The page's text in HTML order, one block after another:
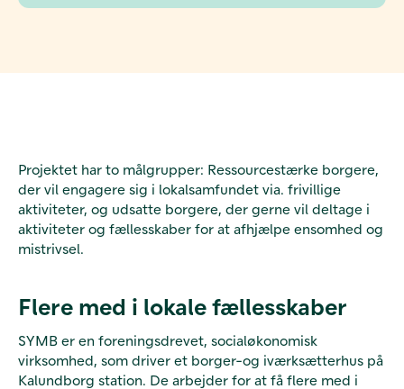
Projektet har to målgrupper: Ressourcestærke borgere,
der vil engagere sig i lokalsamfundet via. frivillige
aktiviteter, og udsatte borgere, der gerne vil deltage i
aktiviteter og fællesskaber for at afhjælpe ensomhed og
mistrivsel.
Flere med i lokale fællesskaber
SYMB er en foreningsdrevet, socialøkonomisk
virksomhed, som driver et borger-og iværksætterhus på
Kalundborg station. De arbejder for at få flere med i